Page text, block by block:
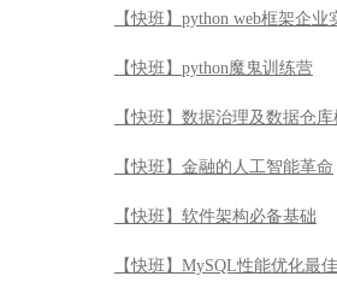
【快班】python web框架企业
【快班】python魔鬼训练营
【快班】数据治理及数据仓
【快班】金融的人工智能革命
【快班】软件架构必备基础
【快班】MySQL性能优化最